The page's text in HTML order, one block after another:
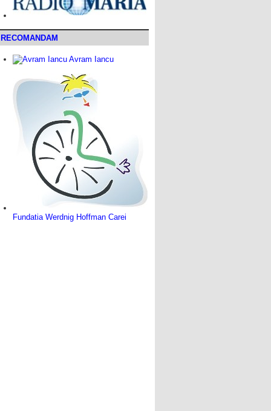
RECOMANDAM
Avram Iancu
Fundatia Werdnig Hoffman Carei